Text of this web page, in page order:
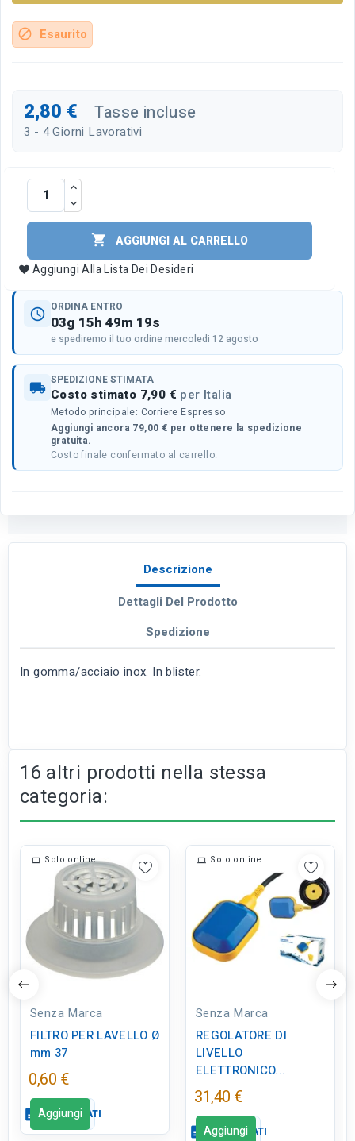
block Esaurito
2,80 € Tasse incluse
3 - 4 Giorni Lavorativi

AGGIUNGI AL CARRELLO
Aggiungi Alla Lista Dei Desideri
schedule ORDINA ENTRO
03g 15h 49m 19s
e spediremo il tuo ordine mercoledi 12 agosto
local_shipping SPEDIZIONE STIMATA
Costo stimato 7,90 € per Italia
Metodo principale: Corriere Espresso
Aggiungi ancora 79,00 € per ottenere la spedizione
gratuita.
Costo finale confermato al carrello.
Descrizione
Dettagli Del Prodotto
Spedizione
In gomma/acciaio inox. In blister.
16 altri prodotti nella stessa
categoria:
Solo online
Senza Marca
FILTRO PER LAVELLO Ø
mm 37
0,60 €
descriptionSCHEDA DATI
Aggiungi
Solo online
Senza Marca
REGOLATORE DI
LIVELLO
ELETTRONICO...
31,40 €
descriptionSCHEDA DATI
Aggiungi